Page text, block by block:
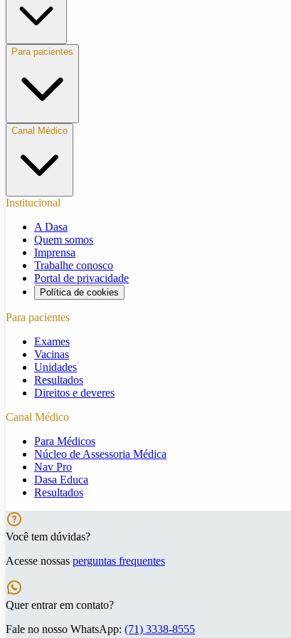
Para pacientes
Canal Médico
Institucional
A Dasa
Quem somos
Imprensa
Trabalhe conosco
Portal de privacidade
Política de cookies
Para pacientes
Exames
Vacinas
Unidades
Resultados
Direitos e deveres
Canal Médico
Para Médicos
Núcleo de Assessoria Médica
Nav Pro
Dasa Educa
Resultados
Você tem dúvidas?
Acesse nossas perguntas frequentes
Quer entrar em contato?
Fale no nosso WhatsApp: (71) 3338-8555